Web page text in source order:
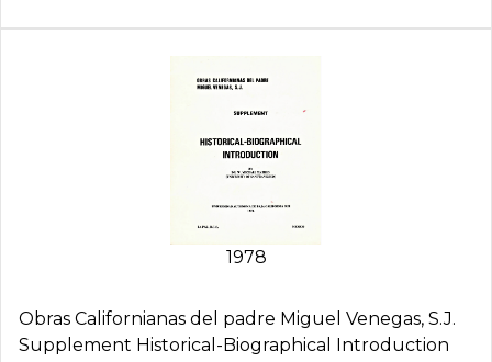
1978
Obras Californianas del padre Miguel Venegas, S.J.
Supplement Historical-Biographical Introduction